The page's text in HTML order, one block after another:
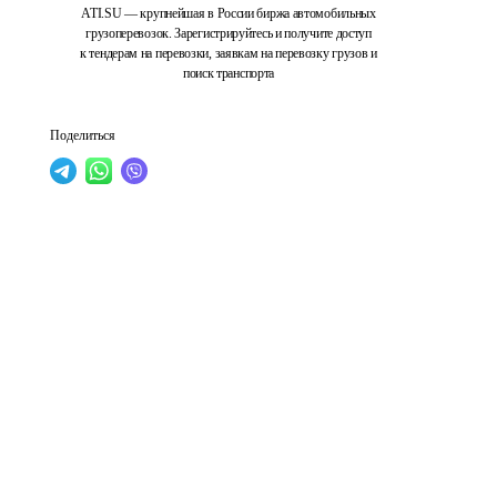
ATI.SU — крупнейшая в России биржа автомобильных
грузоперевозок. Зарегистрируйтесь и получите доступ
к тендерам на перевозки, заявкам на перевозку грузов и
поиск транспорта
Поделиться